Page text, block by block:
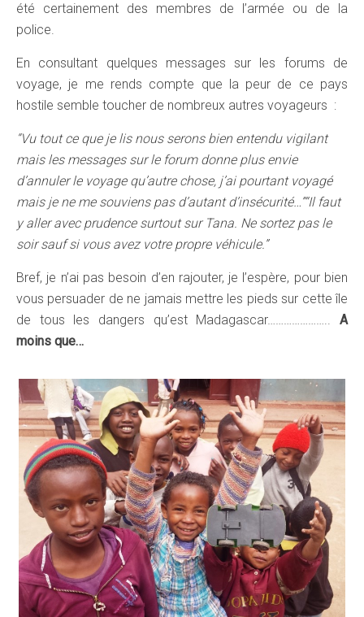
été certainement des membres de l’armée ou de la
police.
En consultant quelques messages sur les forums de
voyage, je me rends compte que la peur de ce pays
hostile semble toucher de nombreux autres voyageurs :
“Vu tout ce que je lis nous serons bien entendu vigilant
mais les messages sur le forum donne plus envie
d’annuler le voyage qu’autre chose, j’ai pourtant voyagé
mais je ne me souviens pas d’autant d’insécurité…”“Il faut
y aller avec prudence surtout sur Tana. Ne sortez pas le
soir sauf si vous avez votre propre véhicule.”
Bref, je n’ai pas besoin d’en rajouter, je l’espère, pour bien
vous persuader de ne jamais mettre les pieds sur cette île
de tous les dangers qu’est Madagascar………………….. A
moins que…